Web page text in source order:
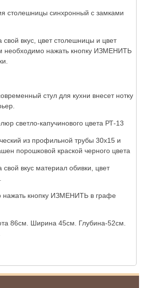
столешницы синхронный с замками
вкус, цвет столешницы и цвет
необходимо нажать кнопку ИЗМЕНИТЬ
стул для кухни внесет нотку
светло-капучинового цвета РТ-13
из профильной трубы 30х15 и
порошковой краской черного цвета
вкус материал обивки, цвет
нажать кнопку ИЗМЕНИТЬ в графе
86см. Ширина 45см. Глубина-52см.